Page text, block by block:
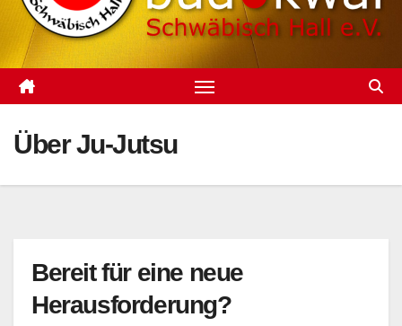
Über Ju-Jutsu
Bereit für eine neue
Herausforderung?